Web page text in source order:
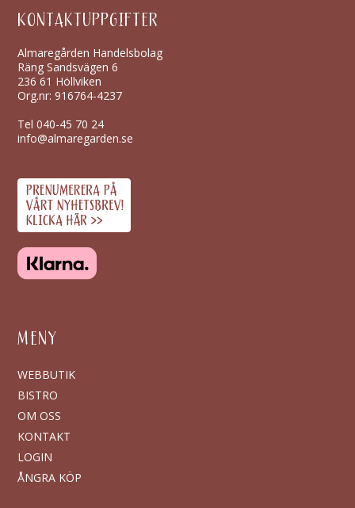
KONTAKTUPPGIFTER
Almaregården Handelsbolag
Räng Sandsvägen 6
236 61 Höllviken
Org.nr: 916764-4237
Tel040-45 70 24
info@almaregarden.se
MENY
WEBBUTIK
BISTRO
OM OSS
KONTAKT
LOGIN
ÅNGRA KÖP